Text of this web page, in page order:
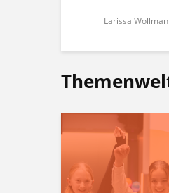
Larissa